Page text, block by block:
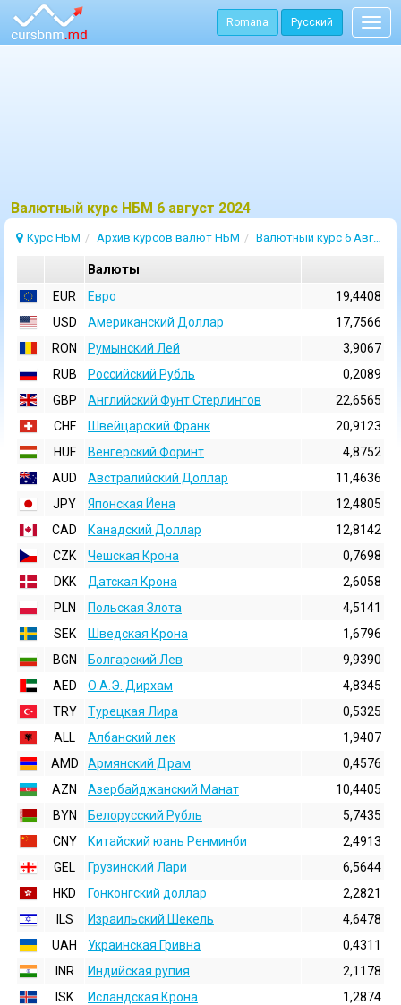
Romana Русский
Bалютный курс НБМ 6 август 2024
Курс НБМ Архив курсов валют НБМ Валютный курс 6 Август 2024
Валюты
EUR
Евро
19,4408
USD
Aмериканский Доллар
17,7566
RON
Румынский Лей
3,9067
RUB
Российский Рубль
0,2089
GBP
Английский Фунт Стерлингов
22,6565
CHF
Швейцарский Франк
20,9123
HUF
Венгерский Форинт
4,8752
AUD
Австралийский Доллар
11,4636
JPY
Японская Йена
12,4805
CAD
Канадский Доллар
12,8142
CZK
Чешская Крона
0,7698
DKK
Датская Крона
2,6058
PLN
Польская Злота
4,5141
SEK
Шведская Крона
1,6796
BGN
Болгарский Лев
9,9390
AED
О.А.Э. Дирхам
4,8345
TRY
Турецкая Лира
0,5325
ALL
Албанский лек
1,9407
AMD
Армянский Драм
0,4576
AZN
Азербайджанский Манат
10,4405
BYN
Белорусский Рубль
5,7435
CNY
Китайский юань Ренминби
2,4913
GEL
Грузинский Лари
6,5644
HKD
Гонконгский доллаp
2,2821
ILS
Израильский Шекель
4,6478
UAH
Украинская Гривна
0,4311
INR
Индийская pупия
2,1178
ISK
Исландская Крона
1,2874